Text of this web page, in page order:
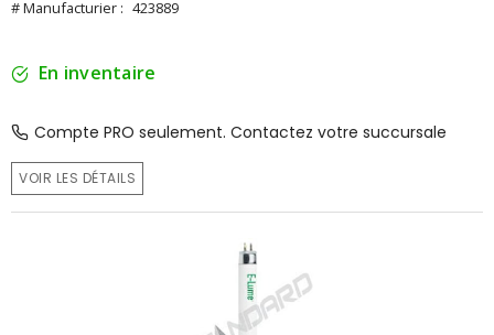
# Manufacturier : 423889
En inventaire
Compte PRO seulement. Contactez votre succursale
VOIR LES DÉTAILS